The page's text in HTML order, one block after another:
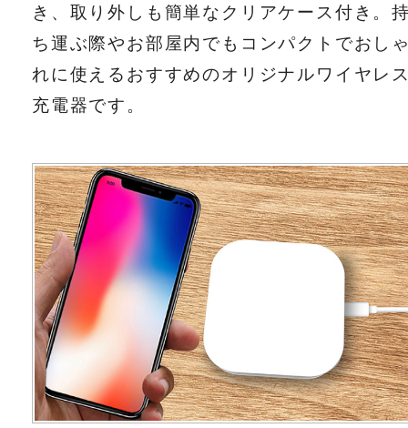
き、取り外しも簡単なクリアケース付き。
ち運ぶ際やお部屋内でもコンパクトでおし
れに使えるおすすめのオリジナルワイヤレ
充電器です。